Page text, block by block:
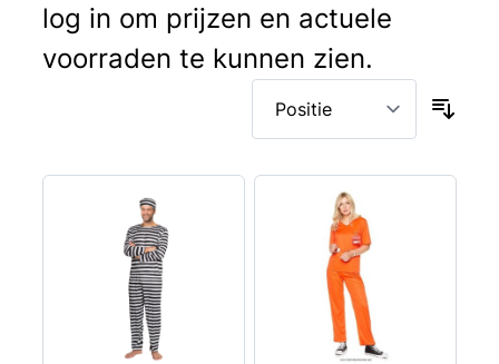
log in om prijzen en actuele
voorraden te kunnen zien.